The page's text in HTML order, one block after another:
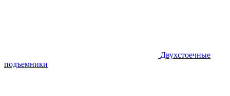
Двухстоечные
подъемники